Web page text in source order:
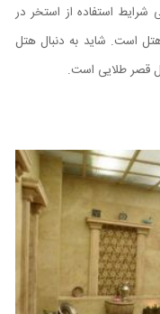
شرایط استفاده از استخر در
است. شاید به دنبال هتل
قصر طلایی است.